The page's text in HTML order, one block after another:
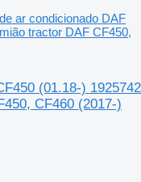
ar condicionado DAF
tractor DAF CF450,
(01.18-) 1925742
CF460 (2017-)